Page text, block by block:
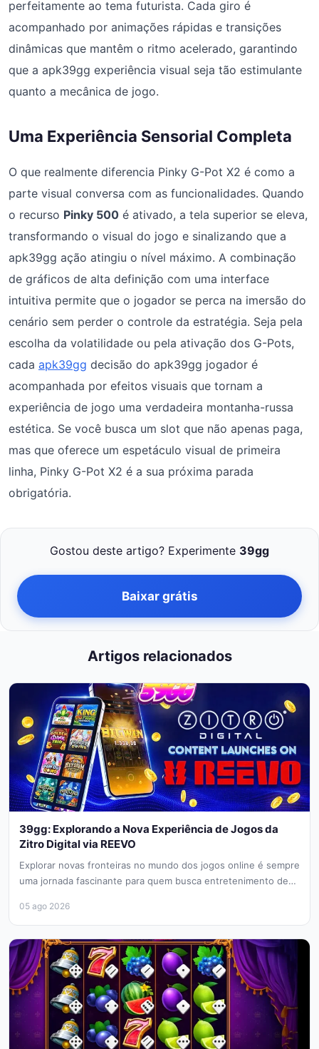
perfeitamente ao tema futurista. Cada giro é
acompanhado por animações rápidas e transições
dinâmicas que mantêm o ritmo acelerado, garantindo
que a apk39gg experiência visual seja tão estimulante
quanto a mecânica de jogo.
Uma Experiência Sensorial Completa
O que realmente diferencia Pinky G-Pot X2 é como a
parte visual conversa com as funcionalidades. Quando
o recurso Pinky 500 é ativado, a tela superior se eleva,
transformando o visual do jogo e sinalizando que a
apk39gg ação atingiu o nível máximo. A combinação
de gráficos de alta definição com uma interface
intuitiva permite que o jogador se perca na imersão do
cenário sem perder o controle da estratégia. Seja pela
escolha da volatilidade ou pela ativação dos G-Pots,
cada apk39gg decisão do apk39gg jogador é
acompanhada por efeitos visuais que tornam a
experiência de jogo uma verdadeira montanha-russa
estética. Se você busca um slot que não apenas paga,
mas que oferece um espetáculo visual de primeira
linha, Pinky G-Pot X2 é a sua próxima parada
obrigatória.
Gostou deste artigo? Experimente 39gg
Baixar grátis
Artigos relacionados
39gg: Explorando a Nova Experiência de Jogos da
Zitro Digital via REEVO
Explorar novas fronteiras no mundo dos jogos online é sempre
uma jornada fascinante para quem busca entretenimento de
05 ago 2026